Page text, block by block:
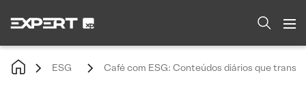
ESG Café com ESG: Conteúdos diários que